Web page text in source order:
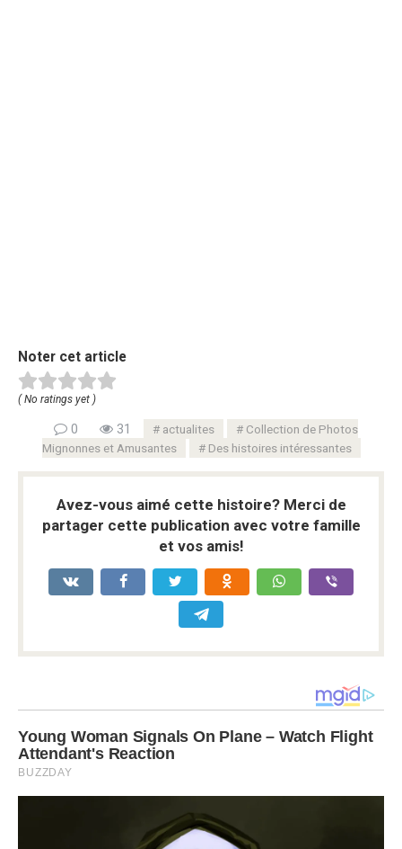
Noter cet article
( No ratings yet )
0 31 actualites
Collection de Photos
Mignonnes et Amusantes
Des histoires intéressantes
Avez-vous aimé cette histoire? Merci de
partager cette publication avec votre famille
et vos amis!